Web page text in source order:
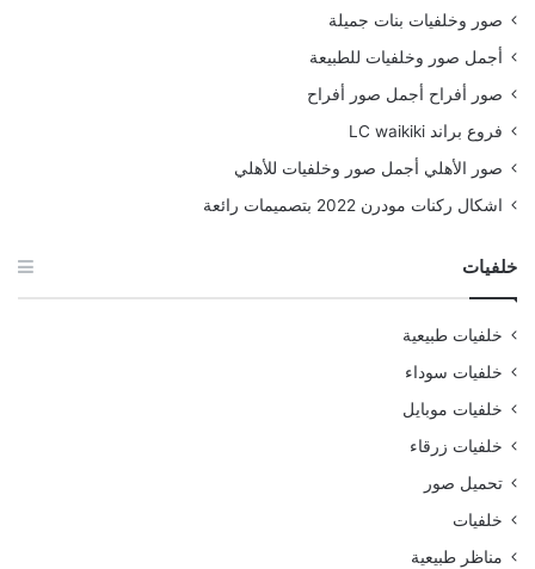
صور وخلفيات بنات جميلة
أجمل صور وخلفيات للطبيعة
صور أفراح أجمل صور أفراح
فروع براند LC waikiki
صور الأهلي أجمل صور وخلفيات للأهلي
اشكال ركنات مودرن 2022 بتصميمات رائعة
خلفيات
خلفيات طبيعية
خلفيات سوداء
خلفيات موبايل
خلفيات زرقاء
تحميل صور
خلفيات
مناظر طبيعية